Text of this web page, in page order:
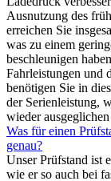
Ausnutzung des
erreichen Sie
was zu einem
beschleunigen
Fahrleistungen und
benötigen Sie in
der Serienleistung,
wieder
Was für einen
genau?
Unser Prüfstand ist
wie er so auch bei